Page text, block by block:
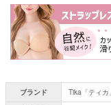
ブランド
Tika「ティカ」